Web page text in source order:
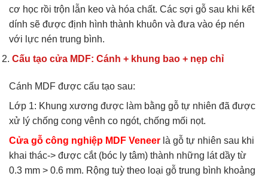
cơ học rồi trộn lẫn keo và hóa chất. Các sợi gỗ sau khi kết
dính sẽ được định hình thành khuôn và đưa vào ép nén
với lực nén trung bình.
Cấu tạo cửa MDF: Cánh + khung bao + nẹp chỉ
Cánh MDF được cấu tạo sau:
Lớp 1: Khung xương được làm bằng gỗ tự nhiên đã được
xử lý chống cong vênh co ngót, chống mối nọt.
Cửa gỗ công nghiệp MDF Veneer là gỗ tự nhiên sau khi
khai thác-> được cắt (bóc ly tâm) thành những lát dầy từ
0.3 mm > 0.6 mm. Rộng tuỳ theo loại gỗ trung bình khoảng